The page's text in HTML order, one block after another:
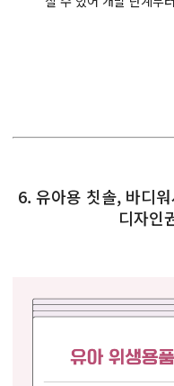
6. 유아용 칫솔, 바디
디자인